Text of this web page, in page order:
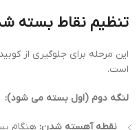
تنظیم نقاط بسته
این مرحله برای جلوگیری از
است.
لنگه دوم (اول بسته می شود):
نقطه آهسته شدن: هنگام